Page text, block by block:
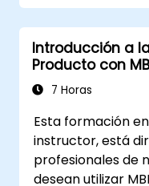
Introducción a
Producto con
7 Horas
Esta formación
instructor, está
profesionales de
desean utilizar